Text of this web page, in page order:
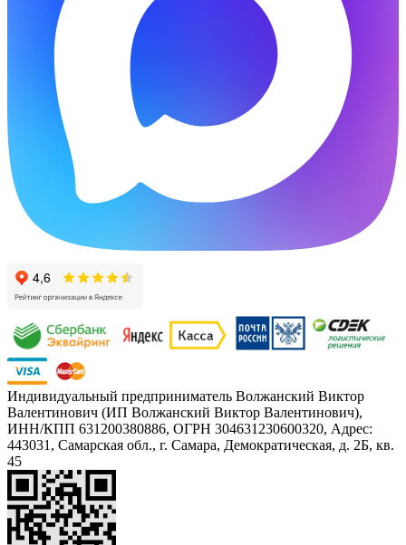
Индивидуальный предприниматель Волжанский Виктор
Валентинович (ИП Волжанский Виктор Валентинович),
ИНН/КПП 631200380886, ОГРН 304631230600320, Адрес:
443031, Самарская обл., г. Самара, Демократическая, д. 2Б, кв.
45